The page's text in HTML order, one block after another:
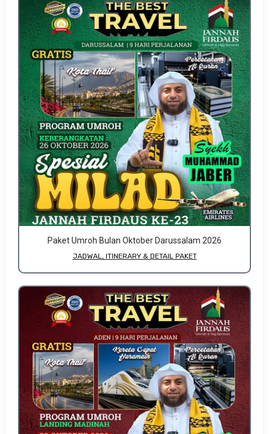
Paket Umroh Bulan Oktober Darussalam 2026
JADWAL, ITINERARY & DETAIL PAKET